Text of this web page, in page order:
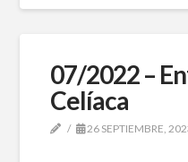
07/2022 –
Celíaca
26 SEPTIEMBRE,